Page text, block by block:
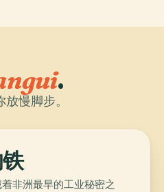
.
慢脚步。
非洲最早的工业秘密之